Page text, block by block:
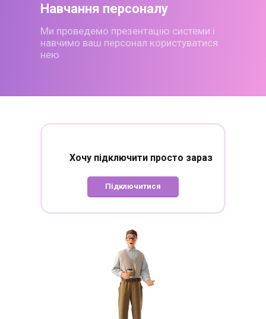
Навчання персоналу
Ми проведемо презентацію системи і
навчимо ваш персонал користуватися
нею
Хочу підключити просто зараз
Підключитися